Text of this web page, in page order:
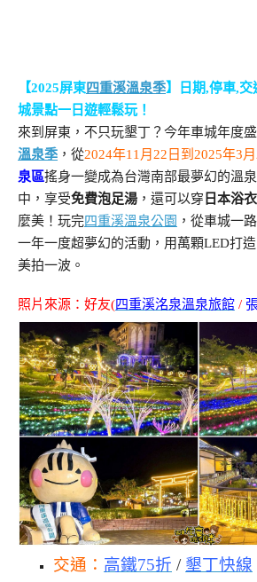
【2025屏東四重溪溫泉季】日期,停車,
城景點一日遊輕鬆玩！
來到屏東，不只玩墾丁？今年車城年度盛
溫泉季 ，從2024年11月22日到2025年3月
泉區搖身一變成為台灣南部最夢幻的溫
中，享受免費泡足湯 ，還可以穿 日本浴衣
麼美！玩完四重溪溫泉公園 ，從車城一
一年一度超夢幻的活動，用萬顆LED打
美拍一波。
照片來源：好友(四重溪洺泉溫泉旅館 /
交通： 高鐵75折 / 墾丁快線